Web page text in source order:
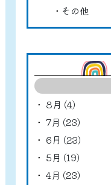
その他
8月 (4)
7月 (23)
6月 (23)
5月 (19)
4月 (23)